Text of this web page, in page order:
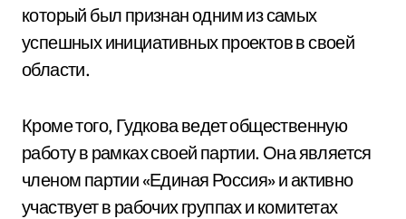
который был признан одним из самых
успешных инициативных проектов в своей
области.
Кроме того, Гудкова ведет общественную
работу в рамках своей партии. Она является
членом партии «Единая Россия» и активно
участвует в рабочих группах и комитетах